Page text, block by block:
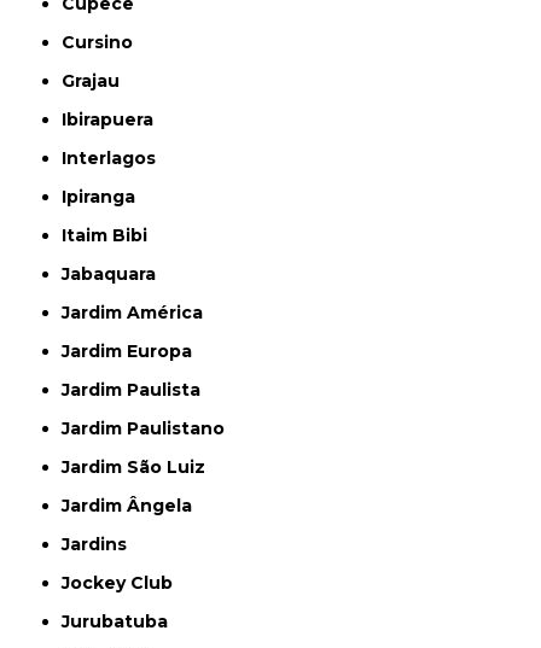
Cursino
Grajau
Ibirapuera
Interlagos
Ipiranga
Itaim Bibi
Jabaquara
Jardim América
Jardim Europa
Jardim Paulista
Jardim Paulistano
Jardim São Luiz
Jardim Ângela
Jardins
Jockey Club
Jurubatuba